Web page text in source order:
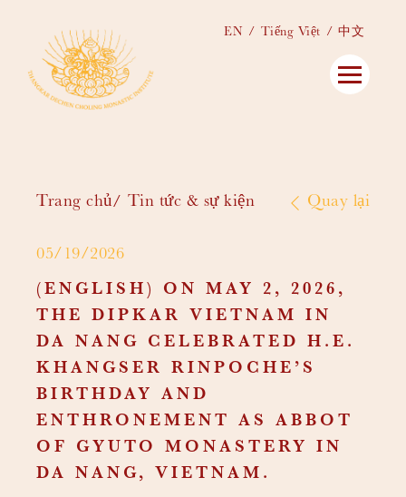
EN Tiếng Việt 中文
Trang chủ Tin tức & sự kiện Quay lại
05/19/2026
(ENGLISH) ON MAY 2, 2026,
THE DIPKAR VIETNAM IN
DA NANG CELEBRATED H.E.
KHANGSER RINPOCHE’S
BIRTHDAY AND
ENTHRONEMENT AS ABBOT
OF GYUTO MONASTERY IN
DA NANG, VIETNAM.